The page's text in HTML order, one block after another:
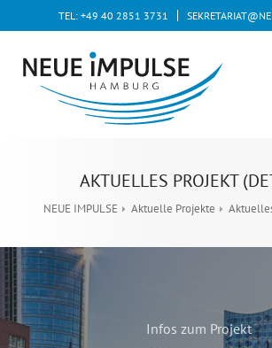
TEL: +49 40 2851 3731
AKTUELLES PROJEKT
NEUE IMPULSE Aktuelle Projekte
Infos zum Projekt